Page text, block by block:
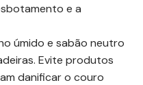
e a
úmido e sabão neutro
Evite produtos
danificar o couro